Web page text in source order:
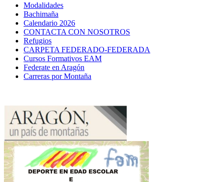
Modalidades
Bachimaña
Calendario 2026
CONTACTA CON NOSOTROS
Refugios
CARPETA FEDERADO-FEDERADA
Cursos Formativos EAM
Federate en Aragón
Carreras por Montaña